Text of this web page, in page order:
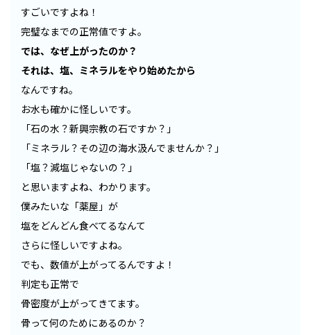
すごいですよね！
完璧なまでの正常値ですよ。
では、なぜ上がったのか？
それは、塩、ミネラルをやり始めたから
なんですね。
お水も確かに怪しいです。
「石の水？新興宗教の石ですか？」
「ミネラル？その辺の海水汲んでませんか？」
「塩？減塩じゃないの？」
と思いますよね、わかります。
僕みたいな「薬屋」が
塩をどんどん食べてるなんて
さらに怪しいですよね。
でも、数値が上がってるんですよ！
判定も正常で
骨密度が上がってきてます。
骨って何のためにあるのか？